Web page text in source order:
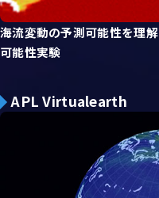
海流変動の予測可能性を理
可能性実験
APL Virtualearth